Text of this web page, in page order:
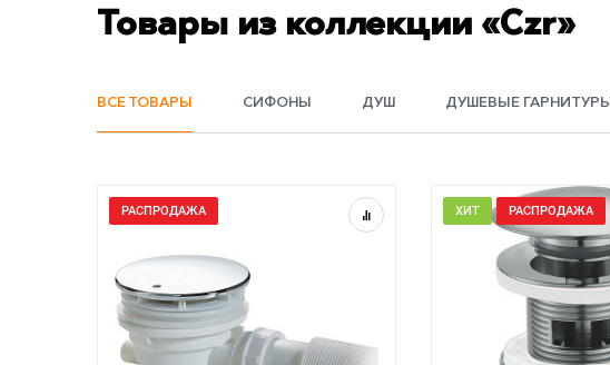
Товары из коллекции «Czr»
ВСЕ ТОВАРЫ СИФОНЫ ДУШ ДУШЕВЫЕ ГАРНИТУРЫ
РАСПРОДАЖА ХИТ РАСПРОДАЖА